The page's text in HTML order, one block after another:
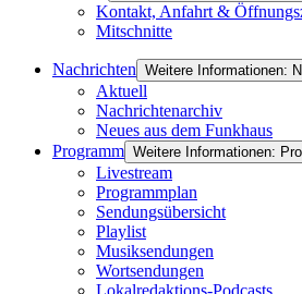
Kontakt, Anfahrt &
Mitschnitte
Nachrichten Weitere Informationen:
Aktuell
Nachrichtenarchiv
Neues aus dem Funkhaus
Programm Weitere Informationen:
Livestream
Programmplan
Sendungsübersicht
Playlist
Musiksendungen
Wortsendungen
Lokalredaktions-Podcasts